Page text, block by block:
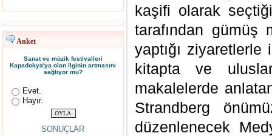
Anket
Sanat ve müzik festivalleri
Kapadokya'ya olan ilginin artmasını
sağlıyor mu?
Evet.
Hayır.
SONUÇLAR
kaşifi olarak
tarafından gümüş
yaptığı
kitapta ve
makalelerde
Strandberg
düzenlenecek